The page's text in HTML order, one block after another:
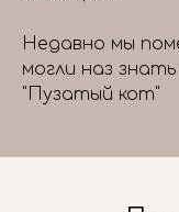
Недавно мы
могли наз
"Пузатый кот"